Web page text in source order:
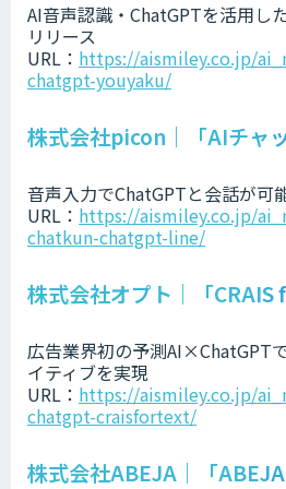
AI音声認識・ChatGPTを活用し
リリース
URL： https://aismiley.co.jp/
chatgpt-youyaku/
株式会社picon｜「AIチャッ
音声入力でChatGPTと会話が可
URL： https://aismiley.co.jp/
chatkun-chatgpt-line/
株式会社オプト｜「CRAIS
広告業界初の予測AI×ChatGPT
イティブを実現
URL： https://aismiley.co.jp/
chatgpt-craisfortext/
株式会社ABEJA｜「ABEJA